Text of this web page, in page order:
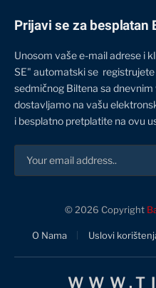
Prijavi se za besplatan
Unosom vaše e-mail adrese i
SE" automatski se
sedmičnog Biltena sa
dostavljamo na vašu
i besplatno pretplatite na ovu
© 2026 Copyright
O Nama Uslovi